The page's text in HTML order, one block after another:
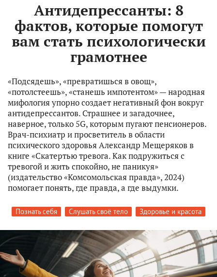
Антидепрессанты: 8
фактов, которые помогут
вам стать психологически
грамотнее
«Подсядешь», «превратишься в овощ»,
«потолстеешь», «станешь импотентом» — народная
мифология упорно создает негативный фон вокруг
антидепрессантов. Страшнее и загадочнее,
наверное, только 5G, которым пугают пенсионеров.
Врач-психиатр и просветитель в области
психического здоровья Александр Мещеряков в
книге «Скатертью тревога. Как подружиться с
тревогой и жить спокойно, не паникуя»
(издательство «Комсомольская правда», 2024)
помогает понять, где правда, а где выдумки.
Познать себя Слушать своё тело Здоровье и красота